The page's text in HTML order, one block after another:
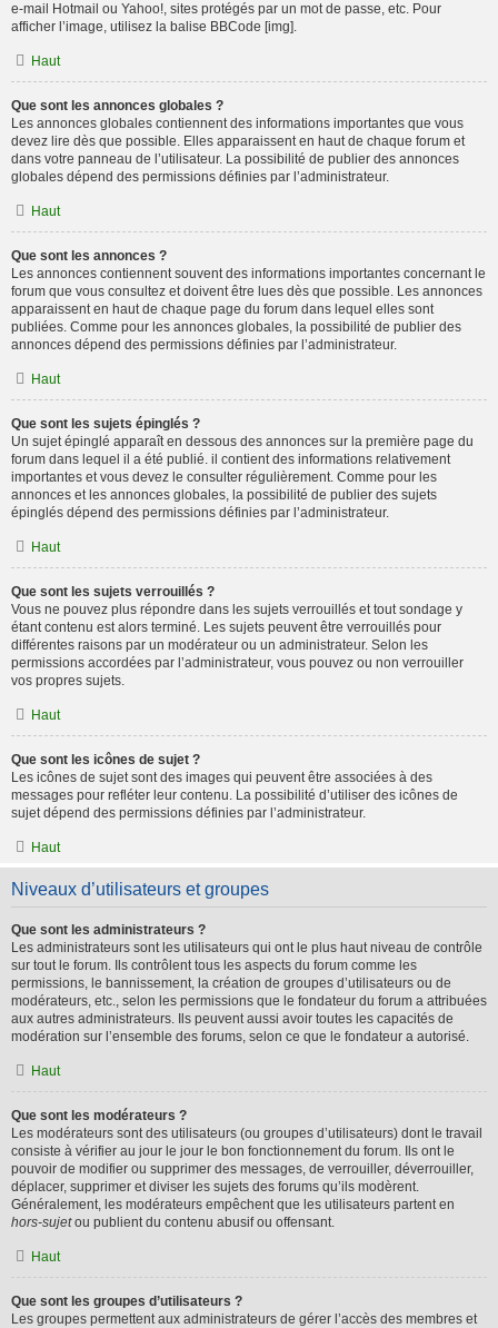
e-mail Hotmail ou Yahoo!, sites protégés par un mot de passe, etc. Pour
afficher l’image, utilisez la balise BBCode [img].
Haut
Que sont les annonces globales ?
Les annonces globales contiennent des informations importantes que vous
devez lire dès que possible. Elles apparaissent en haut de chaque forum et
dans votre panneau de l’utilisateur. La possibilité de publier des annonces
globales dépend des permissions définies par l’administrateur.
Haut
Que sont les annonces ?
Les annonces contiennent souvent des informations importantes concernant le
forum que vous consultez et doivent être lues dès que possible. Les annonces
apparaissent en haut de chaque page du forum dans lequel elles sont
publiées. Comme pour les annonces globales, la possibilité de publier des
annonces dépend des permissions définies par l’administrateur.
Haut
Que sont les sujets épinglés ?
Un sujet épinglé apparaît en dessous des annonces sur la première page du
forum dans lequel il a été publié. il contient des informations relativement
importantes et vous devez le consulter régulièrement. Comme pour les
annonces et les annonces globales, la possibilité de publier des sujets
épinglés dépend des permissions définies par l’administrateur.
Haut
Que sont les sujets verrouillés ?
Vous ne pouvez plus répondre dans les sujets verrouillés et tout sondage y
étant contenu est alors terminé. Les sujets peuvent être verrouillés pour
différentes raisons par un modérateur ou un administrateur. Selon les
permissions accordées par l’administrateur, vous pouvez ou non verrouiller
vos propres sujets.
Haut
Que sont les icônes de sujet ?
Les icônes de sujet sont des images qui peuvent être associées à des
messages pour refléter leur contenu. La possibilité d’utiliser des icônes de
sujet dépend des permissions définies par l’administrateur.
Haut
Niveaux d’utilisateurs et groupes
Que sont les administrateurs ?
Les administrateurs sont les utilisateurs qui ont le plus haut niveau de contrôle
sur tout le forum. Ils contrôlent tous les aspects du forum comme les
permissions, le bannissement, la création de groupes d’utilisateurs ou de
modérateurs, etc., selon les permissions que le fondateur du forum a attribuées
aux autres administrateurs. Ils peuvent aussi avoir toutes les capacités de
modération sur l’ensemble des forums, selon ce que le fondateur a autorisé.
Haut
Que sont les modérateurs ?
Les modérateurs sont des utilisateurs (ou groupes d’utilisateurs) dont le travail
consiste à vérifier au jour le jour le bon fonctionnement du forum. Ils ont le
pouvoir de modifier ou supprimer des messages, de verrouiller, déverrouiller,
déplacer, supprimer et diviser les sujets des forums qu’ils modèrent.
Généralement, les modérateurs empêchent que les utilisateurs partent en
hors-sujetou publient du contenu abusif ou offensant.
Haut
Que sont les groupes d’utilisateurs ?
Les groupes permettent aux administrateurs de gérer l’accès des membres et